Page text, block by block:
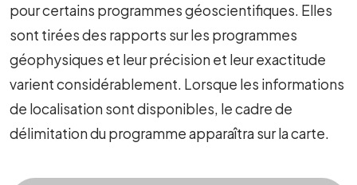
pour certains programmes géoscientifiques. Elles
sont tirées des rapports sur les programmes
géophysiques et leur précision et leur exactitude
varient considérablement. Lorsque les informations
de localisation sont disponibles, le cadre de
délimitation du programme apparaîtra sur la carte.